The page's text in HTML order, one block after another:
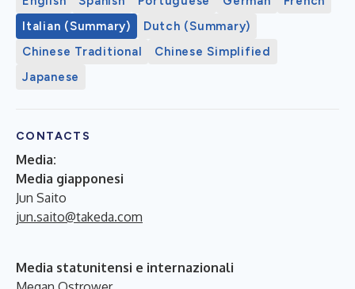
Italian (Summary)
Dutch (Summary)
Chinese Traditional
Chinese Simplified
Japanese
CONTACTS
Media:
Media giapponesi
Jun Saito
jun.saito@takeda.com
Media statunitensi e internazionali